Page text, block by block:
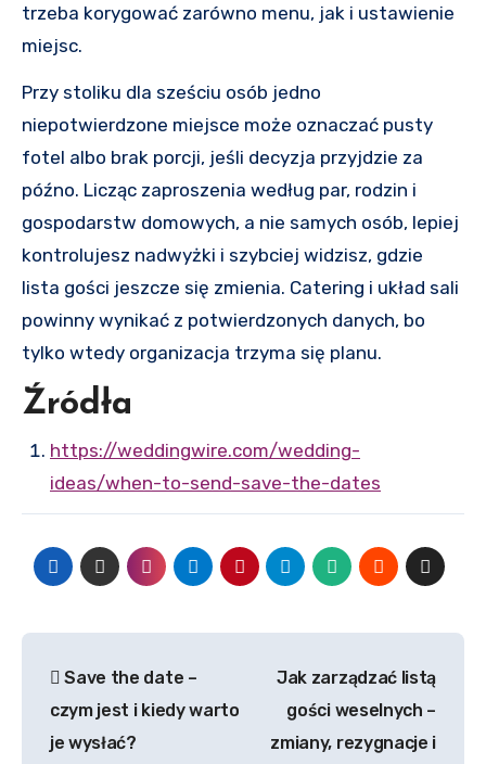
trzeba korygować zarówno menu, jak i ustawienie
miejsc.
Przy stoliku dla sześciu osób jedno
niepotwierdzone miejsce może oznaczać pusty
fotel albo brak porcji, jeśli decyzja przyjdzie za
późno. Licząc zaproszenia według par, rodzin i
gospodarstw domowych, a nie samych osób, lepiej
kontrolujesz nadwyżki i szybciej widzisz, gdzie
lista gości jeszcze się zmienia. Catering i układ sali
powinny wynikać z potwierdzonych danych, bo
tylko wtedy organizacja trzyma się planu.
Źródła
https://weddingwire.com/wedding-
ideas/when-to-send-save-the-dates
wpisu
Save the date –
czym jest i kiedy warto
je wysłać?
Jak zarządzać listą
gości weselnych –
zmiany, rezygnacje i